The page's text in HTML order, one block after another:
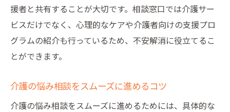
援者と共有することが大切です。相談窓口では介護サー
ビスだけでなく、心理的なケアや介護者向けの支援プロ
グラムの紹介も行っているため、不安解消に役立てるこ
とができます。
介護の悩み相談をスムーズに進めるコツ
介護の悩み相談をスムーズに進めるためには、具体的な